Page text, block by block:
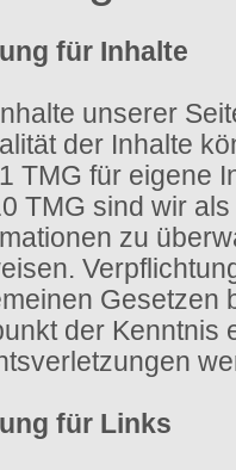
für Inhalte
unserer
der Inhalte
TMG für eigene
TMG sind wir
zu
Gesetzen
der Kenntnis
für Links